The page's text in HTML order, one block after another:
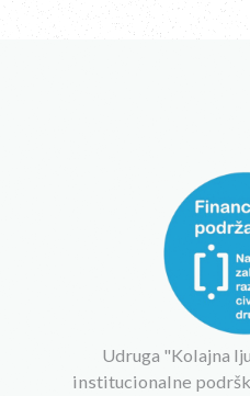
Udruga "Kolajna
institucionalne